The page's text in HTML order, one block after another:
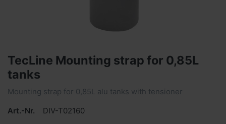
TecLine Mounting strap for 0,85L
tanks
Mounting strap for 0,85L alu tanks with tensioner
Art.-Nr.
DIV-T02160